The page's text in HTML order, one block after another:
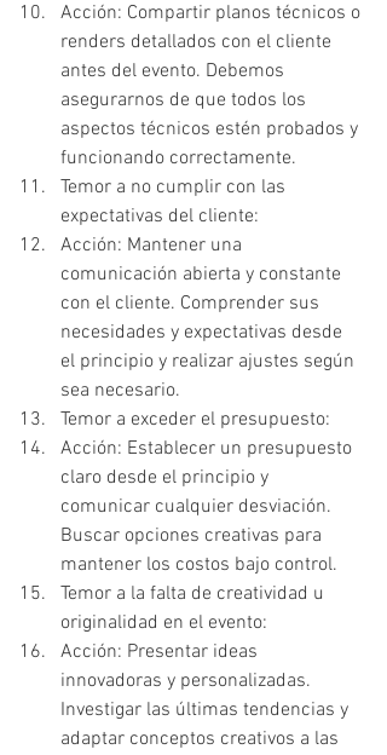
Acción: Compartir planos técnicos o
renders detallados con el cliente
antes del evento. Debemos
asegurarnos de que todos los
aspectos técnicos estén probados y
funcionando correctamente.
Temor a no cumplir con las
expectativas del cliente:
Acción: Mantener una
comunicación abierta y constante
con el cliente. Comprender sus
necesidades y expectativas desde
el principio y realizar ajustes según
sea necesario.
Temor a exceder el presupuesto:
Acción: Establecer un presupuesto
claro desde el principio y
comunicar cualquier desviación.
Buscar opciones creativas para
mantener los costos bajo control.
Temor a la falta de creatividad u
originalidad en el evento:
Acción: Presentar ideas
innovadoras y personalizadas.
Investigar las últimas tendencias y
adaptar conceptos creativos a las